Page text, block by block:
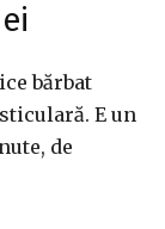
bărbat
E un
de